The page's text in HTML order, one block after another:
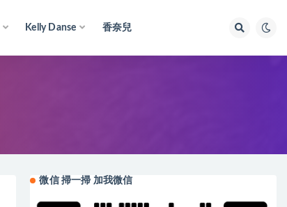
Kelly Danse 香奈兒
微信 掃一掃 加我微信